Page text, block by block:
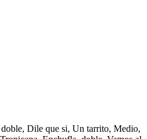
Dile que si, Un tarrito, Medio,